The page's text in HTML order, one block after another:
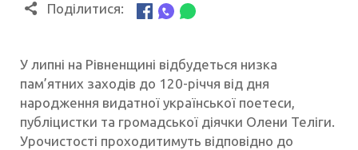
Поділитися:
У липні на Рівненщині відбудеться низка
пам’ятних заходів до 120-річчя від дня
народження видатної української поетеси,
публіцистки та громадської діячки Олени Теліги.
Урочистості проходитимуть відповідно до